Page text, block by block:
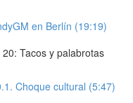
en Berlín (19:19)
20: Tacos y palabrotas
Choque cultural (5:47)